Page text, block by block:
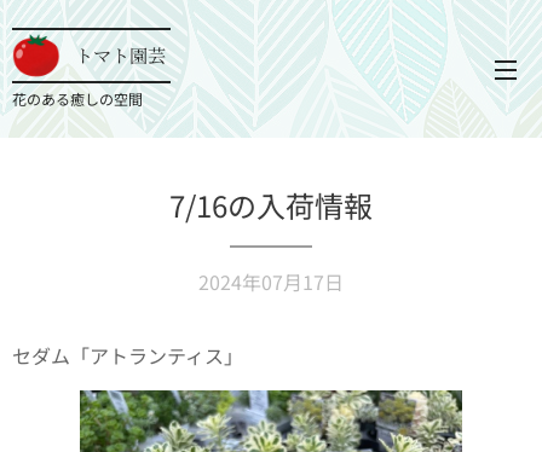
トマト園芸
花のある癒しの空間
7/16の入荷情報
2024年07月17日
セダム「アトランティス」